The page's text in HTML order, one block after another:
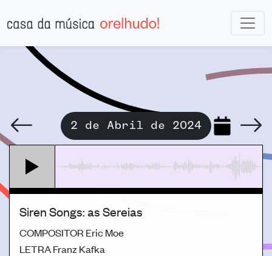
2 de Abril de 2024
Siren Songs: as Sereias
COMPOSITOR Eric Moe
LETRAFranz Kafka